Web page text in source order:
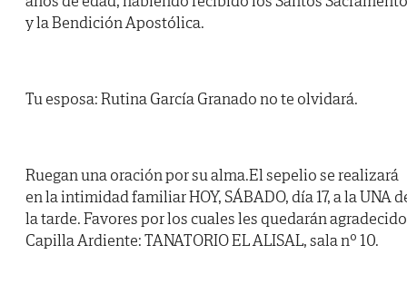
y la Bendición Apostólica.
Tu esposa: Rutina García Granado no te olvidará.
Ruegan una oración por su alma.El sepelio se realizará
en la intimidad familiar HOY, SÁBADO, día 17, a la UNA
la tarde. Favores por los cuales les quedarán
Capilla Ardiente: TANATORIO EL ALISAL, sala nº 10.